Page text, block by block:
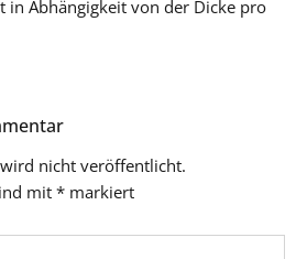
in Abhängigkeit von der Dicke pro
nicht veröffentlicht.
mit * markiert